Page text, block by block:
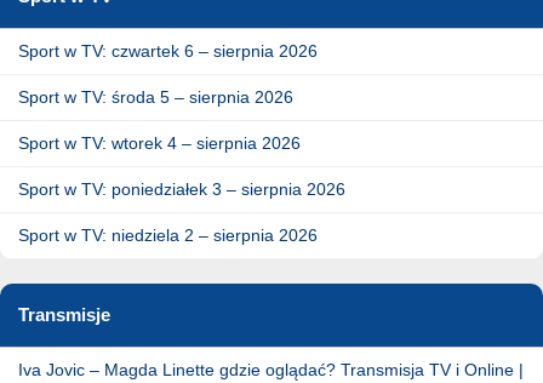
Sport w TV: czwartek 6 – sierpnia 2026
Sport w TV: środa 5 – sierpnia 2026
Sport w TV: wtorek 4 – sierpnia 2026
Sport w TV: poniedziałek 3 – sierpnia 2026
Sport w TV: niedziela 2 – sierpnia 2026
Transmisje
Iva Jovic – Magda Linette gdzie oglądać? Transmisja TV i Online |